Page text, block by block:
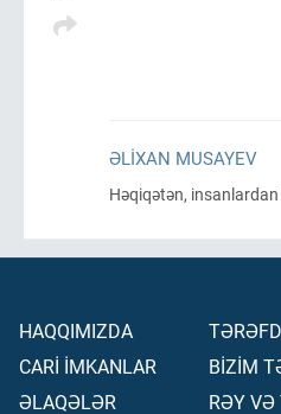
ƏLIXAN MUSAYEV
Həqiqətən, insanlardan
HAQQIMIZDA
CARİ İMKANLAR
ƏLAQƏLƏR
BİZİM
RƏY VƏ